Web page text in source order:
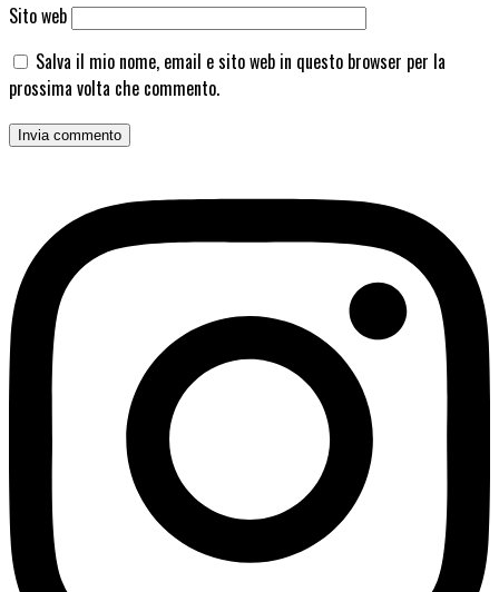
Sito web
Salva il mio nome, email e sito web in questo browser per la
prossima volta che commento.